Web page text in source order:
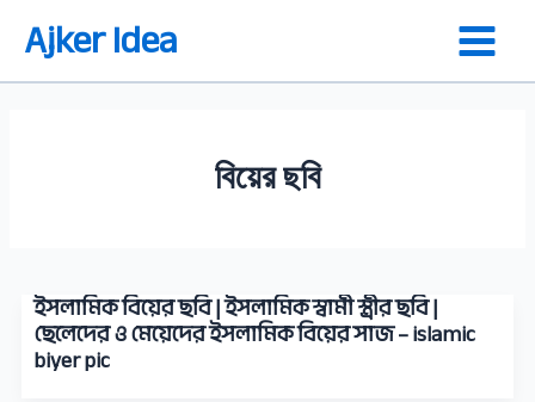
Ajker Idea
বিয়ের ছবি
ইসলামিক বিয়ের ছবি | ইসলামিক স্বামী স্ত্রীর ছবি |
ছেলেদের ও মেয়েদের ইসলামিক বিয়ের সাজ – islamic
biyer pic